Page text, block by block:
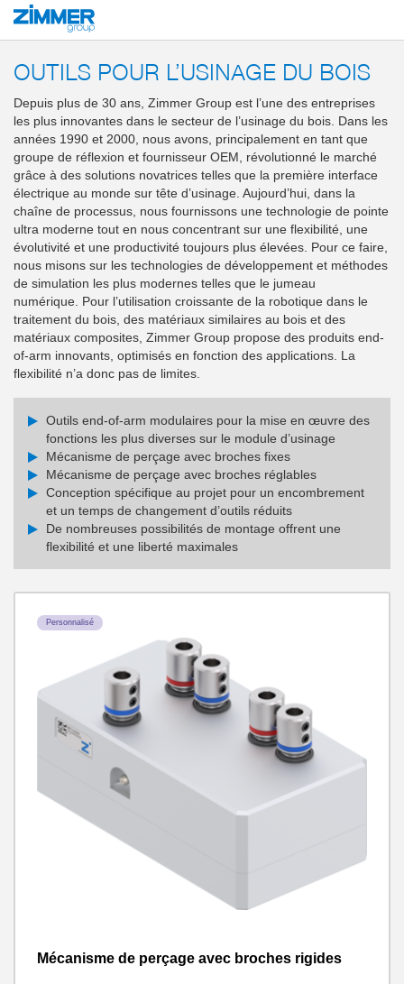
Démarrage Produits
OUTILS POUR L’USINAGE DU BOIS
Depuis plus de 30 ans, Zimmer Group est l’une des entreprises
les plus innovantes dans le secteur de l’usinage du bois. Dans les
années 1990 et 2000, nous avons, principalement en tant que
groupe de réflexion et fournisseur OEM, révolutionné le marché
grâce à des solutions novatrices telles que la première interface
électrique au monde sur tête d’usinage. Aujourd’hui, dans la
chaîne de processus, nous fournissons une technologie de pointe
ultra moderne tout en nous concentrant sur une flexibilité, une
évolutivité et une productivité toujours plus élevées. Pour ce faire,
nous misons sur les technologies de développement et méthodes
de simulation les plus modernes telles que le jumeau
numérique. Pour l’utilisation croissante de la robotique dans le
traitement du bois, des matériaux similaires au bois et des
matériaux composites, Zimmer Group propose des produits end-
of-arm innovants, optimisés en fonction des applications. La
flexibilité n’a donc pas de limites.
Outils end-of-arm modulaires pour la mise en œuvre des
fonctions les plus diverses sur le module d’usinage
Mécanisme de perçage avec broches fixes
Mécanisme de perçage avec broches réglables
Conception spécifique au projet pour un encombrement
et un temps de changement d’outils réduits
De nombreuses possibilités de montage offrent une
flexibilité et une liberté maximales
Personnalisé
Mécanisme de perçage avec broches rigides